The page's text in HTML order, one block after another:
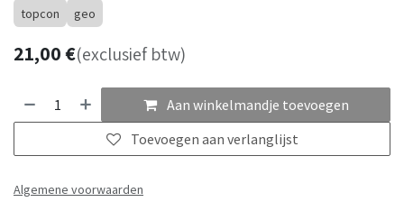
topcon geo
21,00€(exclusief btw)
Aan winkelmandje toevoegen
Toevoegen aan verlanglijst
Algemene voorwaarden